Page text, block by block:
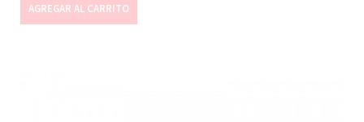
AGREGAR AL CARRITO